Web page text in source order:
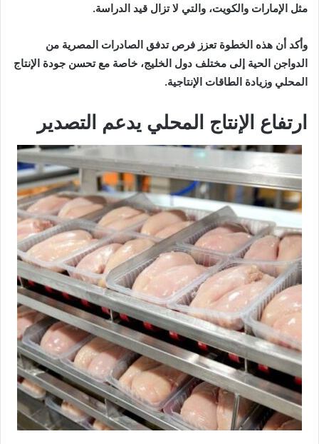
مثل الإمارات والكويت، والتي لا تزال قيد الدراسة.
وأكد أن هذه الخطوة تعزز فرص تدفق الصادرات المصرية من
الدواجن الحية إلى مختلف دول الخليج، خاصة مع تحسن جودة الإنتاج
المحلي وزيادة الطاقات الإنتاجية.
ارتفاع الإنتاج المحلي يدعم التصدير